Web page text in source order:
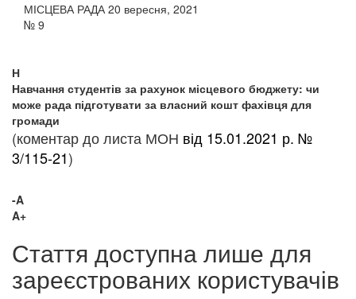
МІСЦЕВА РАДА20 вересня, 2021
№ 9
Н
Навчання студентів за рахунок місцевого бюджету: чи
може рада підготувати за власний кошт фахівця для
громади
(коментар до листа МОН від 15.01.2021 р. №
3/115-21)
-A
A+
Стаття доступна лише для
зареєстрованих користувачів